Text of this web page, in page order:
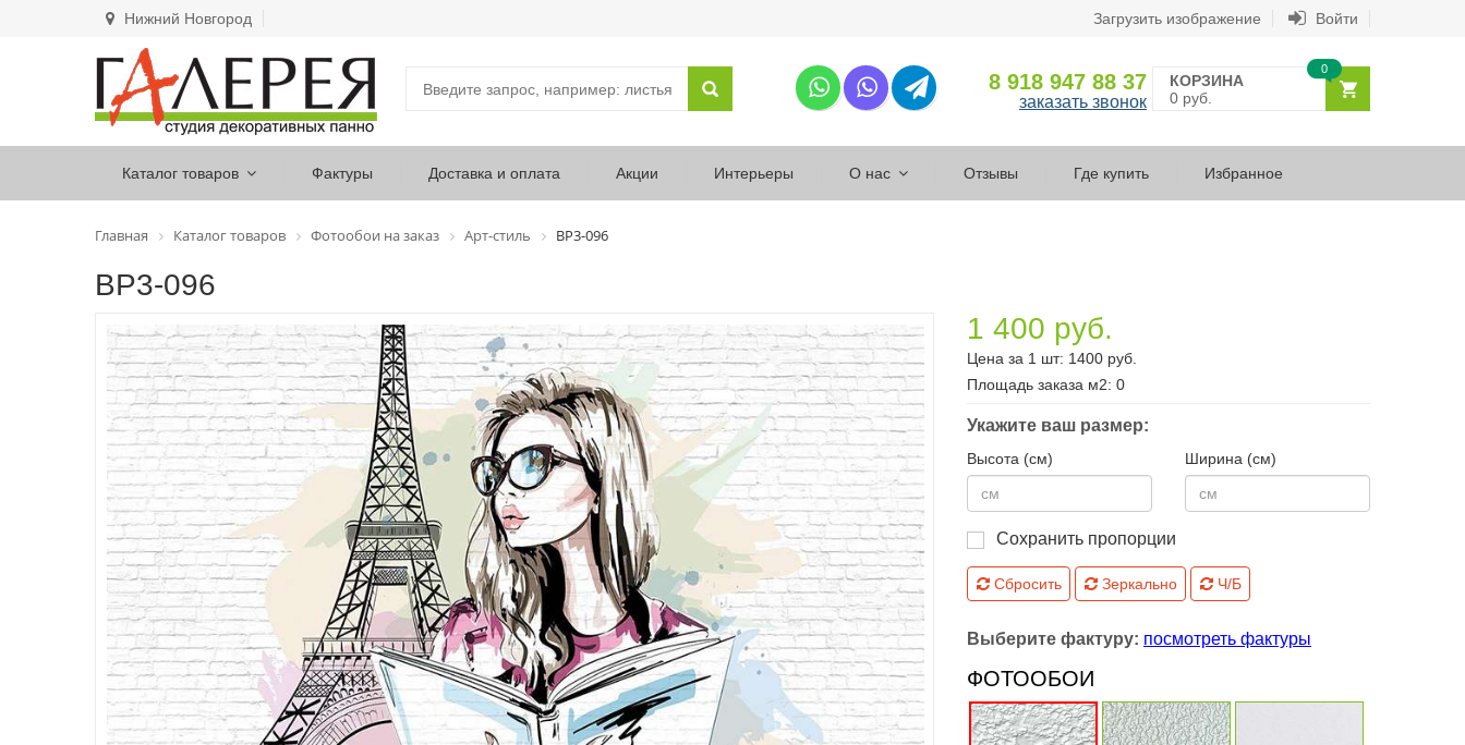
Нижний Новгород Загрузить изображение Войти
8 918 947 88 37
заказать звонок
КОРЗИНА
0 руб.
0
Каталог товаров Фактуры Доставка и оплата Акции Интерьеры О нас Отзывы Где купить Избранное
Главная Каталог товаров Фотообои на заказ Арт-стиль ВР3-096
ВР3-096
1 400 руб.
Цена за 1 шт: 1400 руб.
Площадь заказа м2: 0
Укажите ваш размер:
Высота (см) Ширина (см)
Сохранить пропорции
Сбросить Зеркально Ч/Б
Выберите фактуру: посмотреть фактуры
ФОТООБОИ